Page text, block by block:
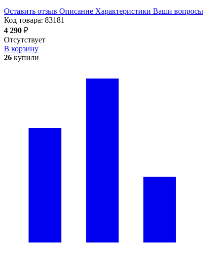
Оставить отзыв Описание Характеристики Ваши вопросы
Код товара: 83181
4 290 ₽
Отсутствует
В корзину
26 купили